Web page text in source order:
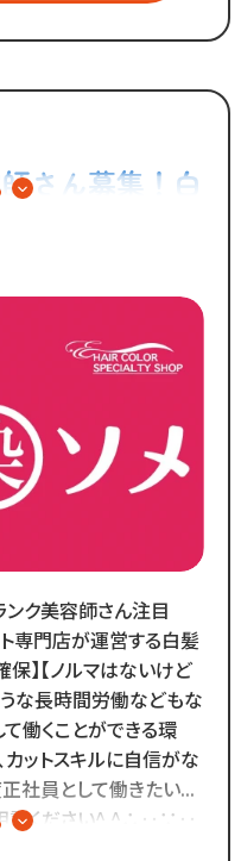
環境」
。
◎
さん募集！白
員スタッフ◎
ンク美容師さん注目
門店が運営する白髪
】【ノルマはないけど
うな長時間労働などもな
働くことができる環
ットスキルに自信がな
社員として働きたい...
相談ください^ ^∴‥∵‥